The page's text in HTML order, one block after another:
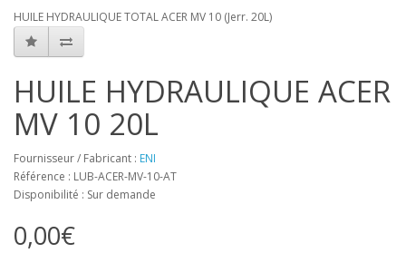
HUILE HYDRAULIQUE TOTAL ACER MV 10 (Jerr. 20L)
HUILE HYDRAULIQUE ACER
MV 10 20L
Fournisseur / Fabricant : ENI
Référence : LUB-ACER-MV-10-AT
Disponibilité : Sur demande
0,00€